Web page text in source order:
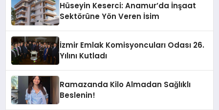
Hüseyin Keserci: Anamur’da İnşaat
Sektörüne Yön Veren İsim
İzmir Emlak Komisyoncuları Odası 26.
Yılını Kutladı
Ramazanda Kilo Almadan Sağlıklı
Beslenin!